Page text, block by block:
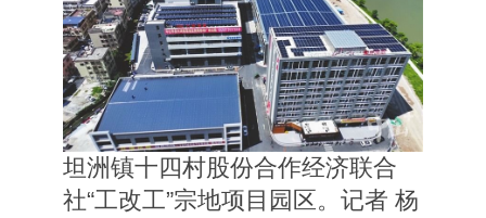
坦洲镇十四村股份合作经济联合
社“工改工”宗地项目园区。记者 杨